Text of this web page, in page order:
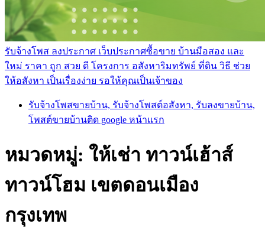
รับจ้างโพส ลงประกาศ เว็บประกาศซื้อขาย บ้านมือสอง และ
ใหม่ ราคา ถูก สวย ดี โครงการ อสังหาริมทรัพย์ ที่ดิน วิธี ช่วย
ให้อสังหา เป็นเรื่องง่าย รอให้คุณเป็นเจ้าของ
รับจ้างโพสขายบ้าน, รับจ้างโพสต์อสังหา, รับลงขายบ้าน,
โพสต์ขายบ้านติด google หน้าแรก
หมวดหมู่: ให้เช่า ทาวน์เฮ้าส์
ทาวน์โฮม เขตดอนเมือง
กรุงเทพ